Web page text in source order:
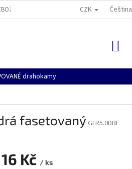
VŠEOBECNÉ OBCHODNÍ PODMÍNKY
CZK Čeština
drahokamy
fasetovaný GLR5.0DBF
16 Kč / ks